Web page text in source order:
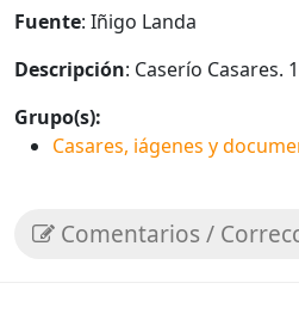
Fuente: Iñigo Landa
Descripción: Caserío Casares.
Grupo(s):
Casares, iágenes y
Comentarios /